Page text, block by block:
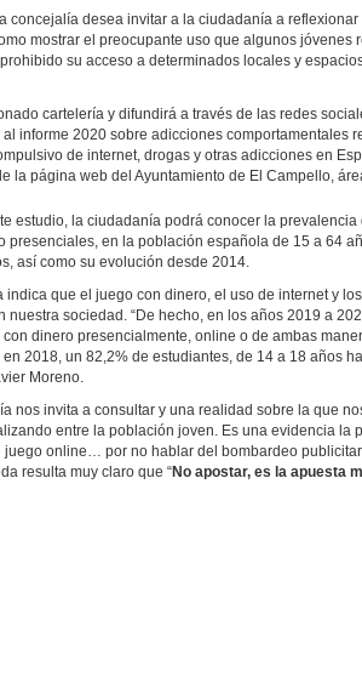
concejalía desea invitar a la ciudadanía a
mostrar el preocupante uso que algunos jóvenes
su acceso a determinados locales y
cartelería y difundirá a través de las redes
informe 2020 sobre adicciones comportamentales
de internet, drogas y otras adicciones en
la página web del Ayuntamiento de El Campello,
estudio, la ciudadanía podrá conocer la
presenciales, en la población española de 15 a 64
así como su evolución desde 2014.
indica que el juego con dinero, el uso de internet y
nuestra sociedad. “De hecho, en los años 2019 a
dinero presencialmente, online o de ambas
2018, un 82,2% de estudiantes, de 14 a 18 años
Moreno.
nos invita a consultar y una realidad sobre la que
entre la población joven. Es una evidencia la
juego online… por no hablar del bombardeo
resulta muy claro que “No apostar, es la apuesta